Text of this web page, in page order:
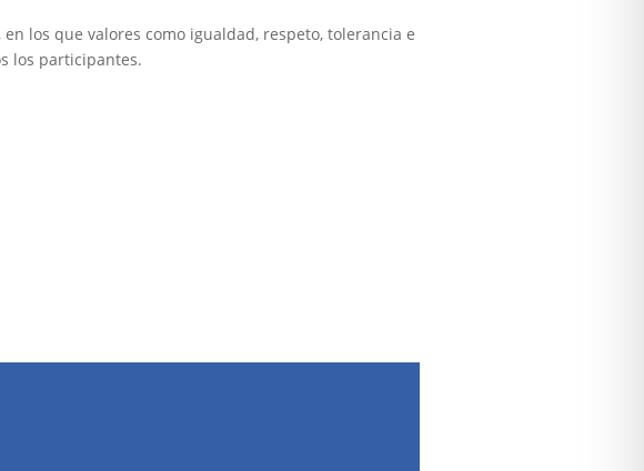
los que valores como igualdad, respeto, tolerancia e
los participantes.